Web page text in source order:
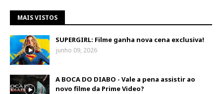
MAIS VISTOS
SUPERGIRL: Filme ganha nova cena exclusiva!
junho 09, 2026
A BOCA DO DIABO - Vale a pena assistir ao
novo filme da Prime Video?